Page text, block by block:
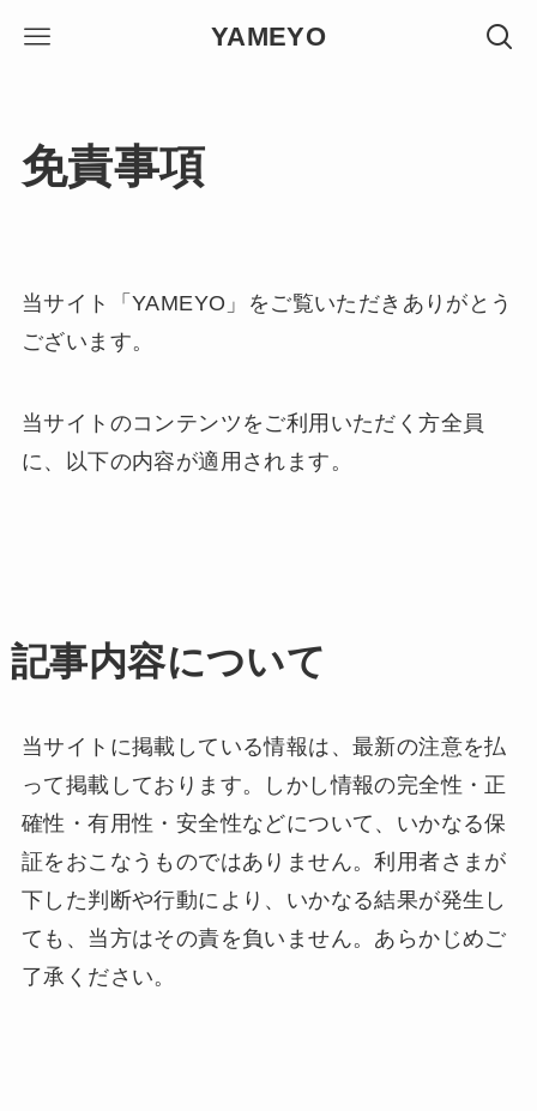
YAMEYO
免責事項
当サイト「YAMEYO」をご覧いただきありがとう
ございます。
当サイトのコンテンツをご利用いただく方全員
に、以下の内容が適用されます。
記事内容について
当サイトに掲載している情報は、最新の注意を払
って掲載しております。しかし情報の完全性・正
確性・有用性・安全性などについて、いかなる保
証をおこなうものではありません。利用者さまが
下した判断や行動により、いかなる結果が発生し
ても、当方はその責を負いません。あらかじめご
了承ください。